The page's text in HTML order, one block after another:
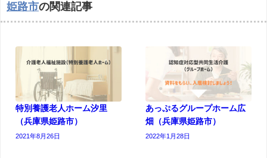
姫路市の関連記事
特別養護老人ホーム汐里
（兵庫県姫路市）
2021年8月26日
あっぷるグループホーム広
畑（兵庫県姫路市）
2022年1月28日